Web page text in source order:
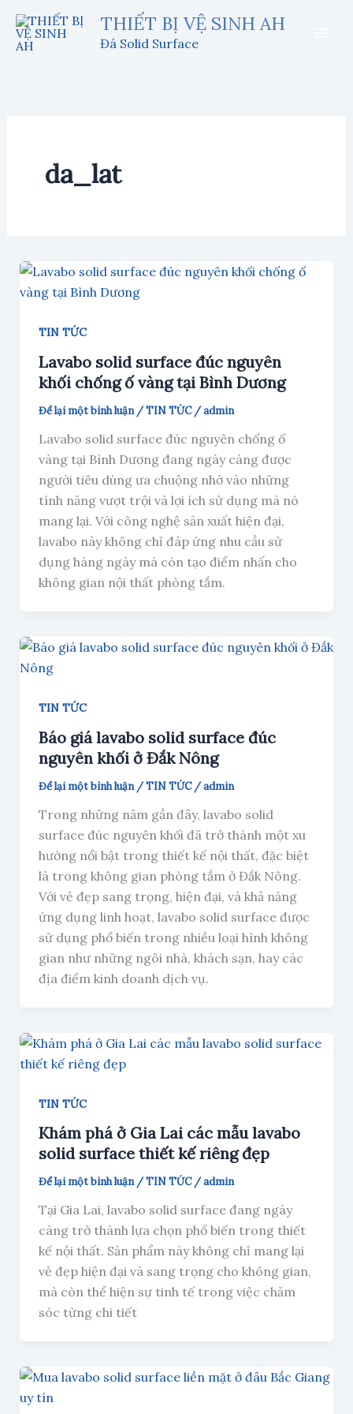
nội
THIẾT BỊ VỆ SINH AH
Đá Solid Surface
da_lat
TIN TỨC
Lavabo solid surface đúc nguyên
khối chống ố vàng tại Bình Dương
Để lại một bình luận /TIN TỨC/admin
Lavabo solid surface đúc nguyên chống ố
vàng tại Bình Dương đang ngày càng được
người tiêu dùng ưa chuộng nhờ vào những
tính năng vượt trội và lợi ích sử dụng mà nó
mang lại. Với công nghệ sản xuất hiện đại,
lavabo này không chỉ đáp ứng nhu cầu sử
dụng hàng ngày mà còn tạo điểm nhấn cho
không gian nội thất phòng tắm.
TIN TỨC
Báo giá lavabo solid surface đúc
nguyên khối ở Đắk Nông
Để lại một bình luận /TIN TỨC/admin
Trong những năm gần đây, lavabo solid
surface đúc nguyên khối đã trở thành một xu
hướng nổi bật trong thiết kế nội thất, đặc biệt
là trong không gian phòng tắm ở Đắk Nông.
Với vẻ đẹp sang trọng, hiện đại, và khả năng
ứng dụng linh hoạt, lavabo solid surface được
sử dụng phổ biến trong nhiều loại hình không
gian như những ngôi nhà, khách sạn, hay các
địa điểm kinh doanh dịch vụ.
TIN TỨC
Khám phá ở Gia Lai các mẫu lavabo
solid surface thiết kế riêng đẹp
Để lại một bình luận /TIN TỨC/admin
Tại Gia Lai, lavabo solid surface đang ngày
càng trở thành lựa chọn phổ biến trong thiết
kế nội thất. Sản phẩm này không chỉ mang lại
vẻ đẹp hiện đại và sang trọng cho không gian,
mà còn thể hiện sự tinh tế trong việc chăm
sóc từng chi tiết